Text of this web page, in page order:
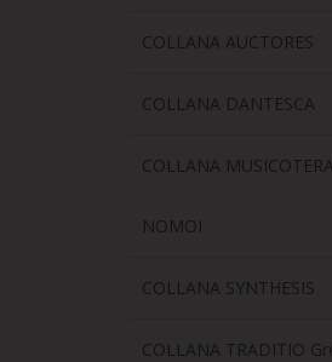
COLLANA AUCTORES
COLLANA DANTESCA
COLLANA
NOMOI
COLLANA SYNTHESIS
COLLANA TRADITIO